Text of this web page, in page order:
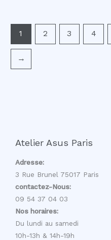
1 2 3 4
→
Atelier Asus Paris
Adresse:
3 Rue Brunel 75017 Paris
contactez-Nous:
09 54 37 04 03
Nos horaires:
Du lundi au samedi
10h-13h & 14h-19h